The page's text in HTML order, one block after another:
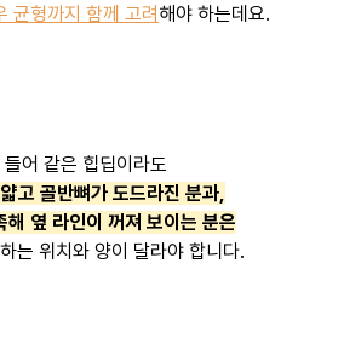
균형까지 함께 고려 해야 하는데요.
어 같은 힙딥이라도
고 골반뼈가 도드라진 분과,
해 옆 라인이 꺼져 보이는 분은
는 위치와 양이 달라야 합니다.